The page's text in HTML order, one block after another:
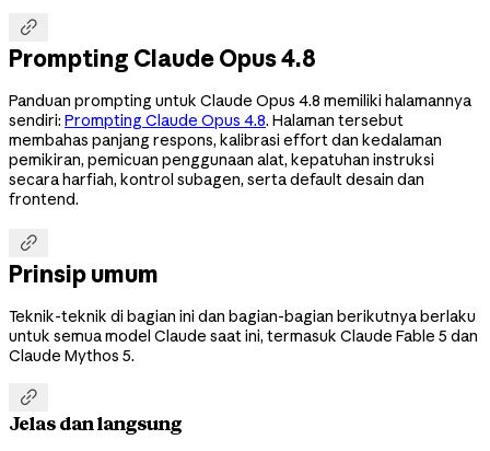

Prompting Claude Opus 4.8
Panduan prompting untuk Claude Opus 4.8 memiliki halamannya
sendiri: Prompting Claude Opus 4.8. Halaman tersebut
membahas panjang respons, kalibrasi effort dan kedalaman
pemikiran, pemicuan penggunaan alat, kepatuhan instruksi
secara harfiah, kontrol subagen, serta default desain dan
frontend.

Prinsip umum
Teknik-teknik di bagian ini dan bagian-bagian berikutnya berlaku
untuk semua model Claude saat ini, termasuk Claude Fable 5 dan
Claude Mythos 5.

Jelas dan langsung